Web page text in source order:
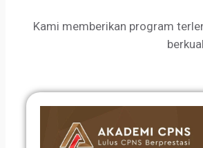
Kami memberikan program